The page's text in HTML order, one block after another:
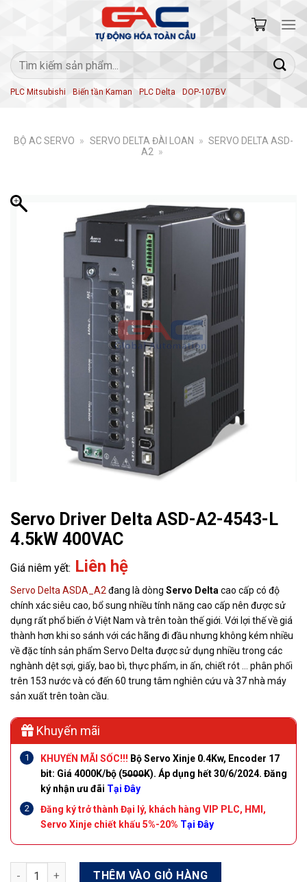
Tìm
kiếm:
PLC Mitsubishi Biến tần Kaman PLC Delta DOP-107BV
BỘ AC SERVO » SERVO DELTA ĐÀI LOAN » SERVO DELTA ASD-
A2 »
Servo Driver Delta ASD-A2-4543-L
4.5kW 400VAC
Liên hệ
Servo Delta ASDA_A2 đang là dòng Servo Delta cao cấp có độ
chính xác siêu cao, bổ sung nhiều tính năng cao cấp nên được sử
dụng rất phổ biến ở Việt Nam và trên toàn thế giới. Với lợi thế về giá
thành hơn khi so sánh với các hãng đi đầu nhưng không kém nhiều
về đặc tính sản phẩm Servo Delta được sử dụng nhiều trong các
nghành dệt sợi, giấy, bao bì, thực phẩm, in ấn, chiết rót … phân phối
trên 153 nước và có đến 60 trung tâm nghiên cứu và 37 nhà máy
sản xuất trên toàn cầu.
Khuyến mãi
KHUYẾN MÃI SỐC!!! Bộ Servo Xinje 0.4Kw, Encoder 17
bit: Giá 4000K/bộ (5̶0̶0̶0̶K). Áp dụng hết 30/6/2024. Đăng
ký nhận ưu đãi Tại Đây
Đăng ký trở thành Đại lý, khách hàng VIP PLC, HMI,
Servo Xinje chiết khấu 5%-20% Tại Đây
Servo Driver Delta ASD-A2-4543-L 4.5kW 400VAC số lượng
THÊM VÀO GIỎ HÀNG